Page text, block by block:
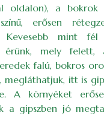
oldalon), a bokrok
színű, erősen
Kevesebb mint
érünk, mely
falú, bokros
megláthatjuk, itt is
A környéket
a gipszben jó